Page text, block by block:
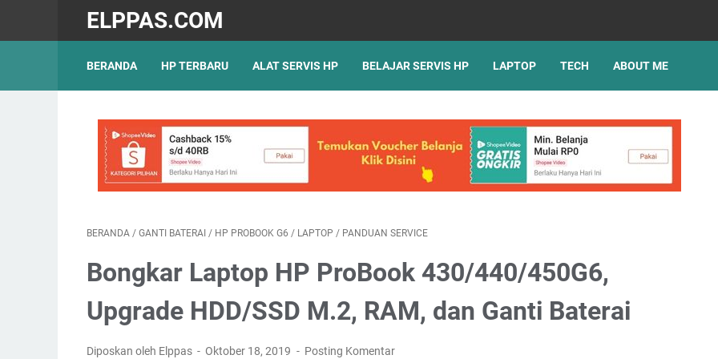
ELPPAS.COM
BERANDA HP TERBARU ALAT SERVIS HP BELAJAR SERVIS HP LAPTOP TECH ABOUT ME
BERANDA / GANTI BATERAI / HP PROBOOK G6 / LAPTOP / PANDUAN SERVICE
Bongkar Laptop HP ProBook 430/440/450G6,
Upgrade HDD/SSD M.2, RAM, dan Ganti Baterai
Diposkan oleh Elppas Oktober 18, 2019 Posting Komentar